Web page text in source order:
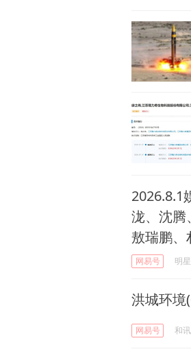
2026.8.1
泷、沈腾
敖瑞鹏、
网易号 明
洪城环境
网易号 和